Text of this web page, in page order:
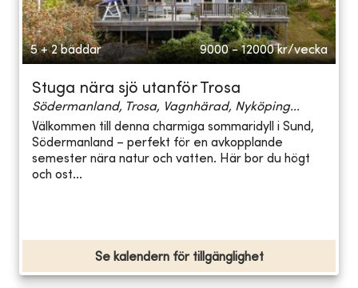
5 + 2 bäddar 9000 - 12000 kr/vecka
Stuga nära sjö utanför Trosa
Södermanland, Trosa, Vagnhärad, Nyköping...
Välkommen till denna charmiga sommaridyll i Sund,
Södermanland – perfekt för en avkopplande
semester nära natur och vatten. Här bor du högt
och ost...
Se kalendern för tillgänglighet